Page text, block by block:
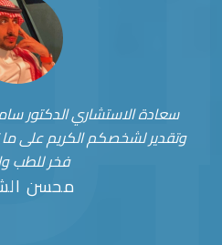
سعادة الاستشاري الدكتور
وتقدير لشخصكم الكريم على
فخر للطب
محسن